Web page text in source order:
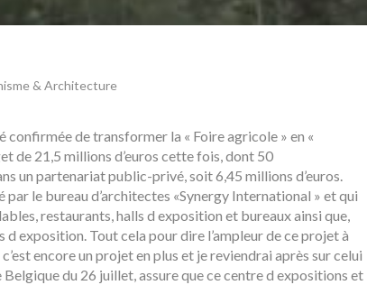
& Architecture
confirmée de transformer la « Foire agricole » en «
de 21,5 millions d’euros cette fois, dont 50
un partenariat public-privé, soit 6,45 millions d’euros.
par le bureau d’architectes «Synergy International » et qui
restaurants, halls d exposition et bureaux ainsi que,
exposition. Tout cela pour dire l’ampleur de ce projet à
encore un projet en plus et je reviendrai après sur celui
du 26 juillet, assure que ce centre d expositions et